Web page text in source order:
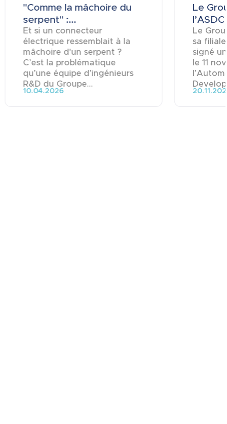
"Comme la mâchoire du
serpent" :...
Et si un connecteur
électrique ressemblait à la
mâchoire d'un serpent ?
C’est la problématique
qu’une équipe d’ingénieurs
R&D du Groupe...
10.04.2026
Le
Le
sa
signé
le 11